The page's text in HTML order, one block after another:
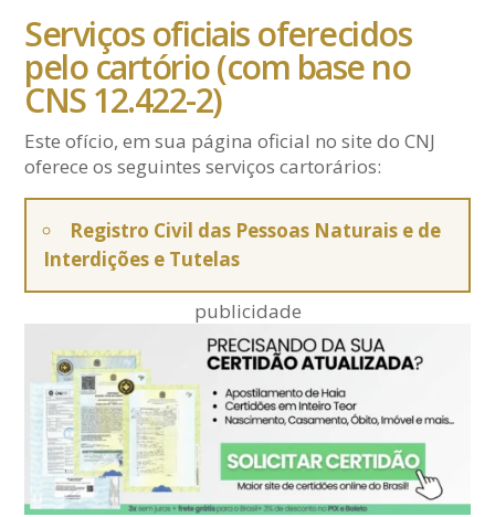
Serviços oficiais oferecidos
pelo cartório (com base no
CNS 12.422-2)
Este ofício, em sua página oficial no site do CNJ
oferece os seguintes serviços cartorários:
Registro Civil das Pessoas Naturais e de
Interdições e Tutelas
publicidade